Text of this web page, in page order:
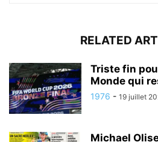
RELATED
Triste fin
Monde qui
1976 - 19 juillet
Michael